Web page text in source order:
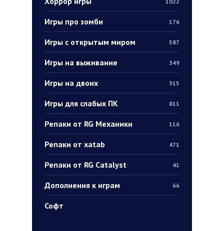
Игры про зомби 176
Игры с открытым миром 587
Игры на выживание 349
Игры на двоих 315
Игры для слабых ПК 811
Репаки от RG Механики 116
Репаки от xatab 471
Репаки от RG Catalyst 41
Дополнения к играм 66
Софт